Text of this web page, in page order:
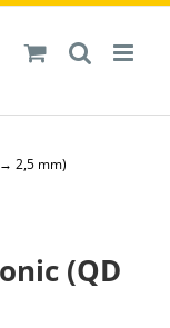
→ 2,5 mm)
(QD